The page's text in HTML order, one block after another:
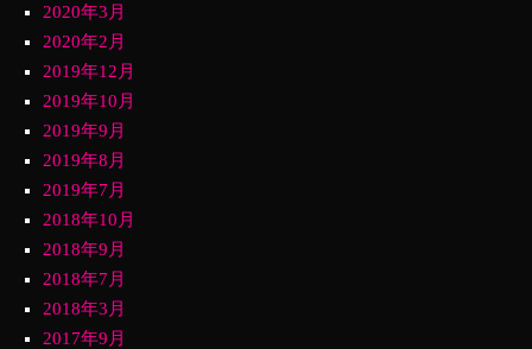
2020年3月
2020年2月
2019年12月
2019年10月
2019年9月
2019年8月
2019年7月
2018年10月
2018年9月
2018年7月
2018年3月
2017年9月